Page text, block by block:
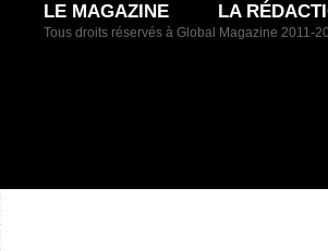
LE MAGAZINE LA
Tous droits réservés à Global Magazine 2011-